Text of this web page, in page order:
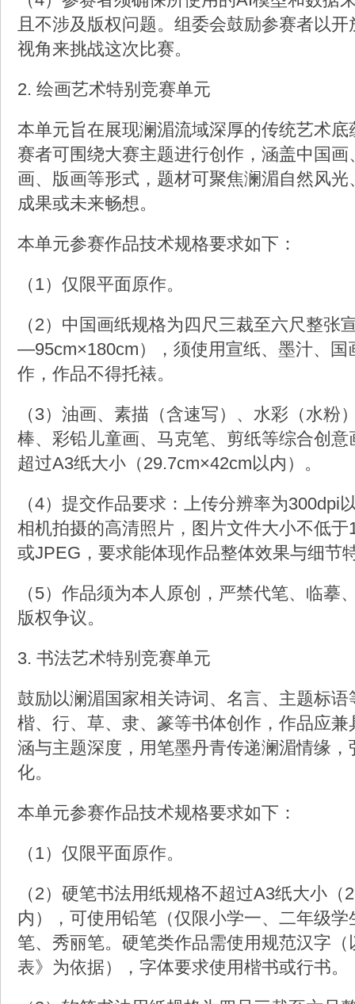
且不涉及版权问题。组委会鼓励参赛者以
视角来挑战这次比赛。
2. 绘画艺术特别竞赛单元
本单元旨在展现澜湄流域深厚的传统艺术
赛者可围绕大赛主题进行创作，涵盖中国
画、版画等形式，题材可聚焦澜湄自然风
成果或未来畅想。
本单元参赛作品技术规格要求如下：
（1）仅限平面原作。
（2）中国画纸规格为四尺三裁至六尺整张
—95cm×180cm），须使用宣纸、墨汁、国
作，作品不得托裱。
（3）油画、素描（含速写）、水彩（水粉
棒、彩铅儿童画、马克笔、剪纸等综合创
超过A3纸大小（29.7cm×42cm以内）。
（4）提交作品要求：上传分辨率为300dpi
相机拍摄的高清照片，图片文件大小不低
或JPEG，要求能体现作品整体效果与细节
（5）作品须为本人原创，严禁代笔、临摹
版权争议。
3. 书法艺术特别竞赛单元
鼓励以澜湄国家相关诗词、名言、主题标语
楷、行、草、隶、篆等书体创作，作品应
涵与主题深度，用笔墨丹青传递澜湄情缘，
化。
本单元参赛作品技术规格要求如下：
（1）仅限平面原作。
（2）硬笔书法用纸规格不超过A3纸大小（
内），可使用铅笔（仅限小学一、二年级
笔、秀丽笔。硬笔类作品需使用规范汉字
表》为依据），字体要求使用楷书或行书。